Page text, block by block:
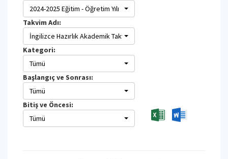
2024-2025 Eğitim - Öğretim Yılı
Takvim Adı:
İngilizce Hazırlık Akademik Takvimi
Kategori:
Tümü
Başlangıç ve Sonrası:
Tümü
Bitiş ve Öncesi:
Tümü